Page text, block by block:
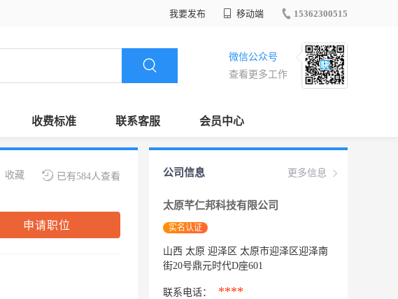
我要发布 移动端 15362300515
微信公众号
查看更多工作
收费标准 联系客服 会员中心
已有584人查看
收藏
申请职位
更多信息
公司信息
太原芊仁邦科技有限公司
实名认证
山西 太原 迎泽区 太原市迎泽区迎泽南
街20号鼎元时代D座601
联系电话： ****